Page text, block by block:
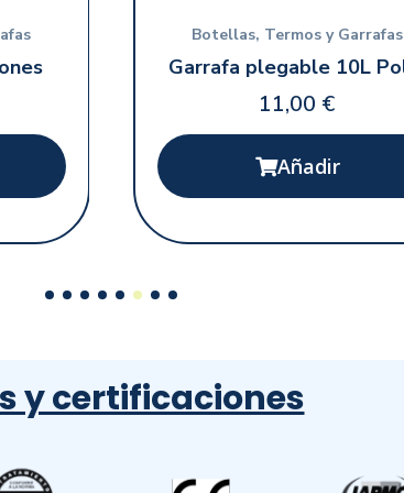
Vista rápida
Botellas, Termos y Garrafas
11,00 €
Añadir
y certificaciones